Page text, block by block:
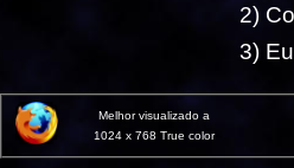
2)
3)
Melhor visualizado a
1024 x 768 True color